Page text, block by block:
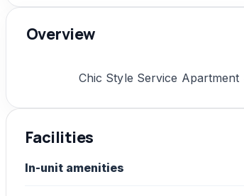
Overview
Chic Style Service Apartment
Facilities
In-unit amenities